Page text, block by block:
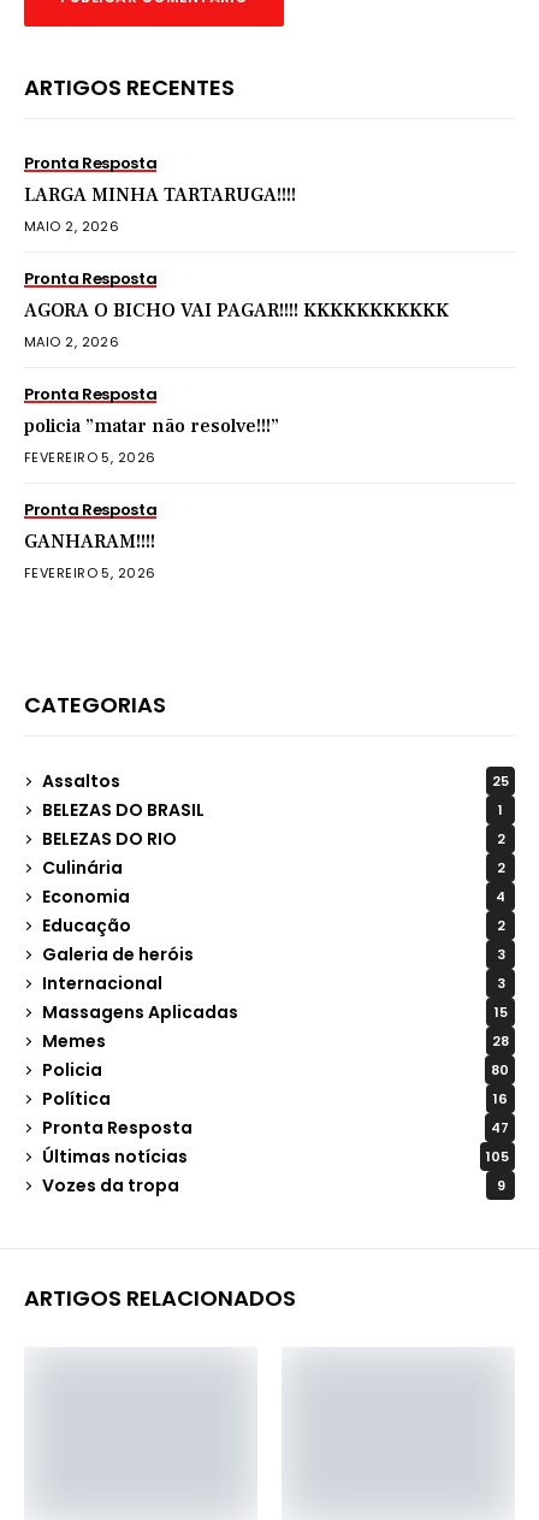
ARTIGOS RECENTES
Pronta Resposta
LARGA MINHA TARTARUGA!!!!
MAIO 2, 2026
Pronta Resposta
AGORA O BICHO VAI PAGAR!!!! KKKKKKKKKKK
MAIO 2, 2026
Pronta Resposta
policia ”matar não resolve!!!”
FEVEREIRO 5, 2026
Pronta Resposta
GANHARAM!!!!
FEVEREIRO 5, 2026
CATEGORIAS
Assaltos 25
BELEZAS DO BRASIL 1
BELEZAS DO RIO 2
Culinária 2
Economia 4
Educação 2
Galeria de heróis 3
Internacional 3
Massagens Aplicadas 15
Memes 28
Policia 80
Política 16
Pronta Resposta 47
Últimas notícias 105
Vozes da tropa 9
ARTIGOS RELACIONADOS